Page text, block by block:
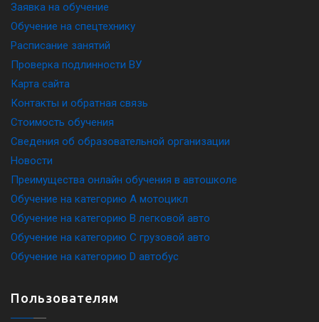
Заявка на обучение
Обучение на спецтехнику
Расписание занятий
Проверка подлинности ВУ
Карта сайта
Контакты и обратная связь
Стоимость обучения
Сведения об образовательной организации
Новости
Преимущества онлайн обучения в автошколе
Обучение на категорию A мотоцикл
Обучение на категорию B легковой авто
Обучение на категорию C грузовой авто
Обучение на категорию D автобус
Пользователям